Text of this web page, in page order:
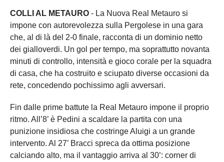
COLLI AL METAURO - La Nuova Real Metauro si
impone con autorevolezza sulla Pergolese in una gara
che, al di là del 2-0 finale, racconta di un dominio netto
dei gialloverdi. Un gol per tempo, ma soprattutto novanta
minuti di controllo, intensità e gioco corale per la squadra
di casa, che ha costruito e sciupato diverse occasioni da
rete, concedendo pochissimo agli avversari.
Fin dalle prime battute la Real Metauro impone il proprio
ritmo. All’8’ è Pedini a scaldare la partita con una
punizione insidiosa che costringe Aluigi a un grande
intervento. Al 27’ Bracci spreca da ottima posizione
calciando alto, ma il vantaggio arriva al 30’: corner di